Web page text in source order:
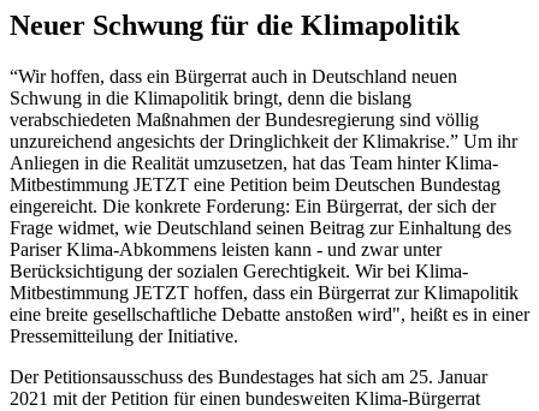
Neuer Schwung für die Klimapolitik
“Wir hoffen, dass ein Bürgerrat auch in Deutschland neuen
Schwung in die Klimapolitik bringt, denn die bislang
verabschiedeten Maßnahmen der Bundesregierung sind völlig
unzureichend angesichts der Dringlichkeit der Klimakrise.” Um ihr
Anliegen in die Realität umzusetzen, hat das Team hinter Klima-
Mitbestimmung JETZT eine Petition beim Deutschen Bundestag
eingereicht. Die konkrete Forderung: Ein Bürgerrat, der sich der
Frage widmet, wie Deutschland seinen Beitrag zur Einhaltung des
Pariser Klima-Abkommens leisten kann - und zwar unter
Berücksichtigung der sozialen Gerechtigkeit. Wir bei Klima-
Mitbestimmung JETZT hoffen, dass ein Bürgerrat zur Klimapolitik
eine breite gesellschaftliche Debatte anstoßen wird", heißt es in einer
Pressemitteilung der Initiative.
Der Petitionsausschuss des Bundestages hat sich am 25. Januar
2021 mit der Petition für einen bundesweiten Klima-Bürgerrat